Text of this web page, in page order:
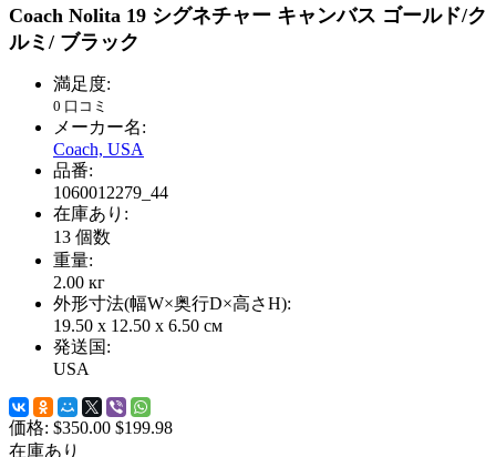
Coach Nolita 19 シグネチャー キャンバス ゴールド/ク
ルミ/ ブラック
満足度:
0 口コミ
メーカー名:
Coach, USA
品番:
1060012279_44
在庫あり:
13 個数
重量:
2.00 кг
外形寸法(幅W×奥行D×高さH):
19.50 x 12.50 x 6.50 см
発送国:
USA
価格: $350.00 $199.98
在庫あり